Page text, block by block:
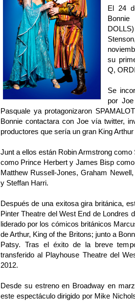
El 24
Bonnie
su
Q,
Se
por
Pasquale ya protagonizaron
Bonnie contactara con Joe vía twitter,
productores que sería un gran King
Junt a ellos están Robin Armstrong
como Prince Herbert y James Bisp
Matthew Russell-Jones, Graham
y Steffan Harri.
Después de una exitosa gira británica,
Pinter Theatre del West End de Londres
liderado por los cómicos británicos
de Arthur, King of the Britons; junto a
Patsy. Tras el éxito de la breve
transferido al Playhouse Theatre del
2012.
Desde su estreno en Broadway en
este espectáculo dirigido por Mike